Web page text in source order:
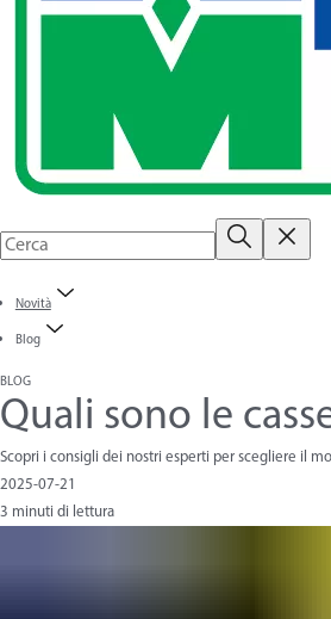
Novità
Blog
BLOG
Quali sono le
Scopri i consigli dei nostri esperti per scegliere il
2025-07-21
3 minuti di lettura